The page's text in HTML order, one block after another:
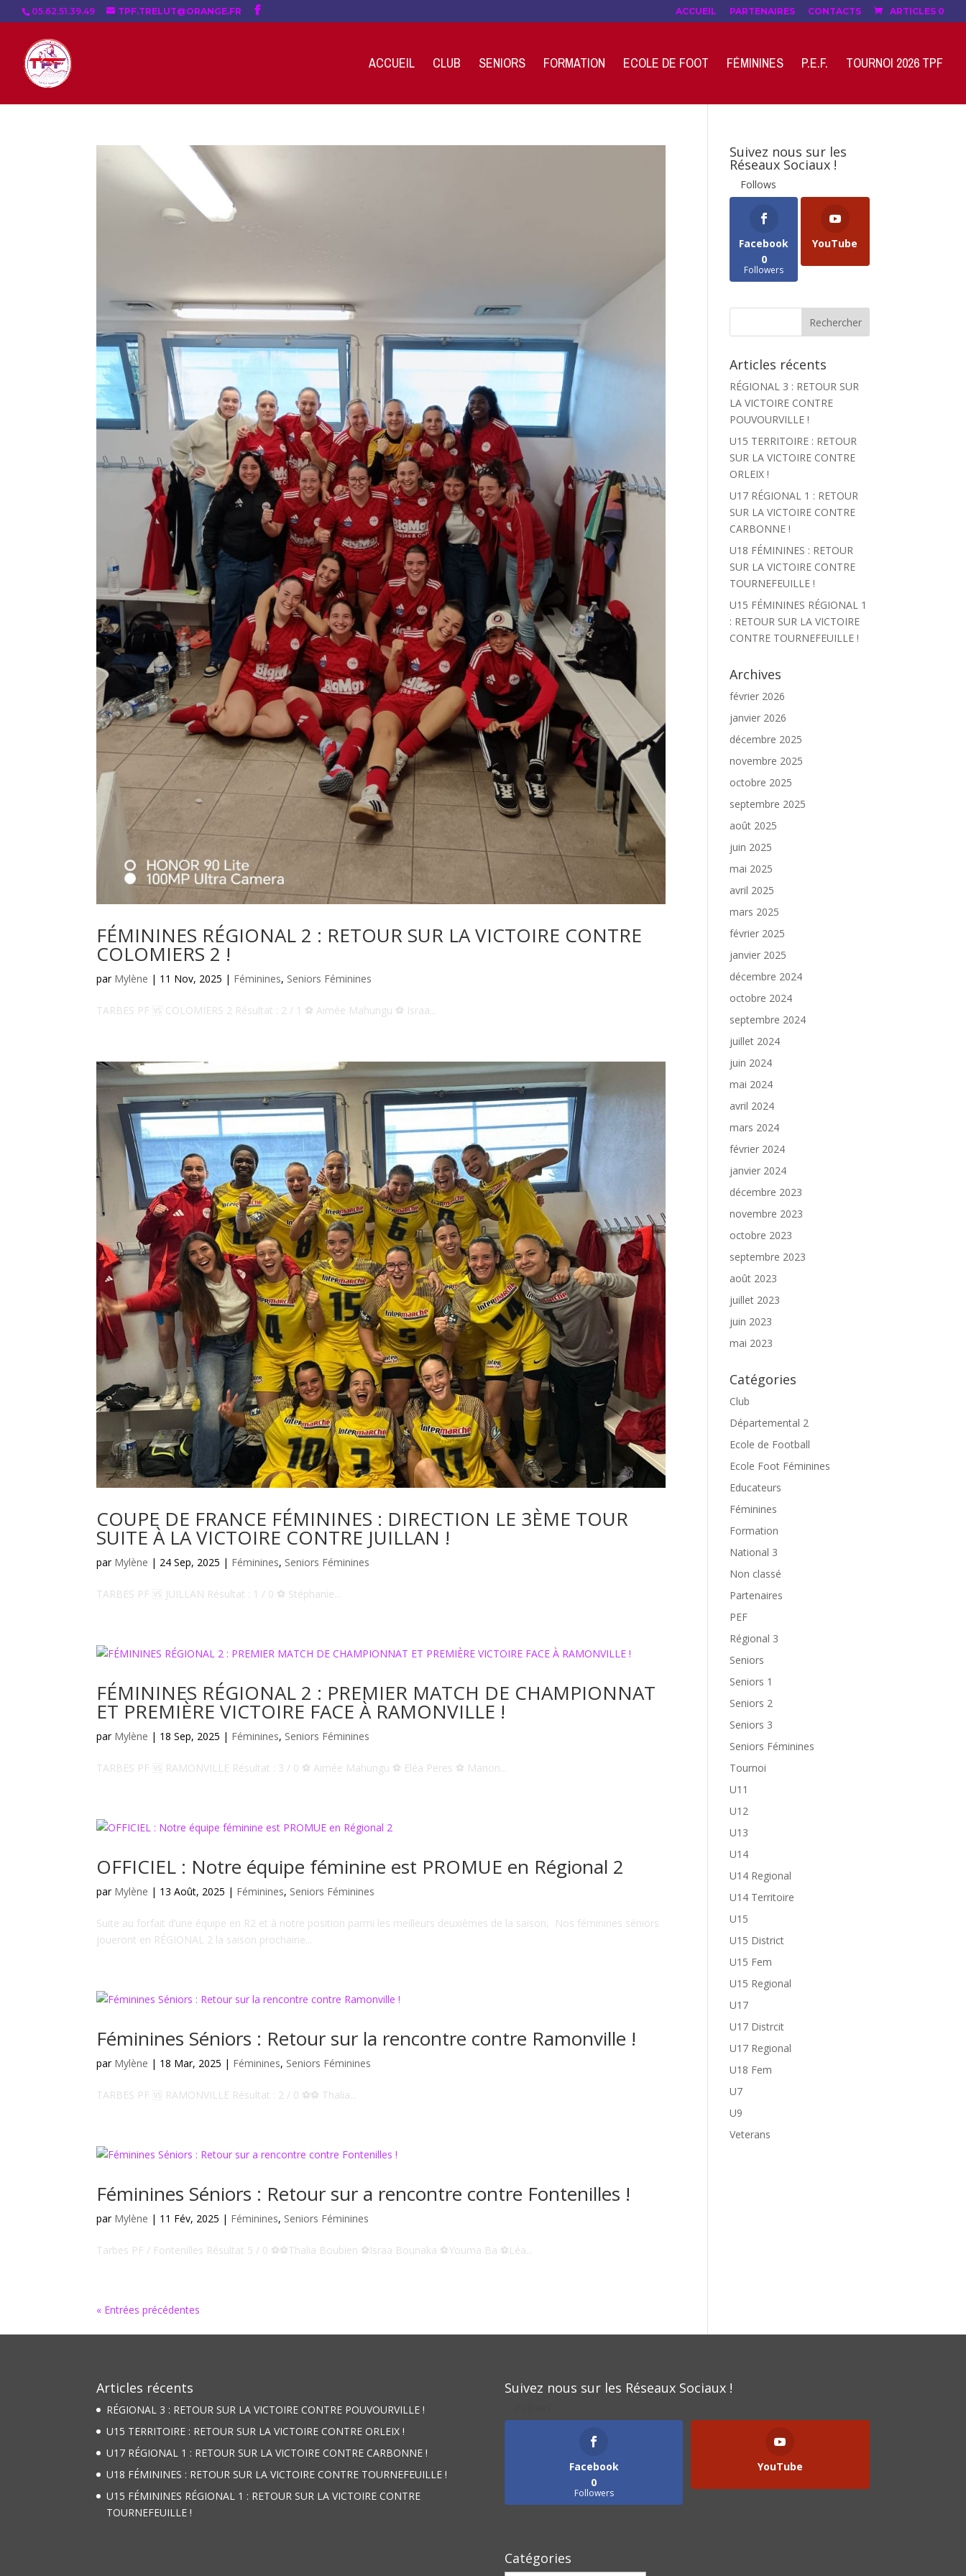
05.62.51.39.49 TPF.TRELUT@ORANGE.FR ACCUEIL PARTENAIRES CONTACTS ARTICLES 0
ACCUEIL CLUB SENIORS FORMATION ECOLE DE FOOT FÉMININES P.E.F. TOURNOI 2026 TPF
FÉMININES RÉGIONAL 2 : RETOUR SUR LA VICTOIRE CONTRE
COLOMIERS 2 !
par Mylène | 11 Nov, 2025 | Féminines, Seniors Féminines
TARBES PF 🆚 COLOMIERS 2 Résultat : 2 / 1 ⚽️ Aimée Mahungu ⚽️ Israa...
COUPE DE FRANCE FÉMININES : DIRECTION LE 3ÈME TOUR
SUITE À LA VICTOIRE CONTRE JUILLAN !
par Mylène | 24 Sep, 2025 | Féminines, Seniors Féminines
TARBES PF 🆚 JUILLAN Résultat : 1 / 0 ⚽️ Stéphanie...
FÉMININES RÉGIONAL 2 : PREMIER MATCH DE CHAMPIONNAT
ET PREMIÈRE VICTOIRE FACE À RAMONVILLE !
par Mylène | 18 Sep, 2025 | Féminines, Seniors Féminines
TARBES PF 🆚 RAMONVILLE Résultat : 3 / 0 ⚽️ Aimée Mahungu ⚽️ Eléa Peres ⚽️ Manon...
OFFICIEL : Notre équipe féminine est PROMUE en Régional 2
par Mylène | 13 Août, 2025 | Féminines, Seniors Féminines
Suite au forfait d’une équipe en R2 et à notre position parmi les meilleurs deuxièmes de la saison, Nos féminines séniors
joueront en RÉGIONAL 2 la saison prochaine...
Féminines Séniors : Retour sur la rencontre contre Ramonville !
par Mylène | 18 Mar, 2025 | Féminines, Seniors Féminines
TARBES PF 🆚 RAMONVILLE Résultat : 2 / 0 ⚽⚽ Thalia...
Féminines Séniors : Retour sur a rencontre contre Fontenilles !
par Mylène | 11 Fév, 2025 | Féminines, Seniors Féminines
Tarbes PF / Fontenilles Résultat 5 / 0 ⚽⚽Thalia Boubien ⚽Israa Bounaka ⚽Youma Ba ⚽Léa...
« Entrées précédentes
Suivez nous sur les
Réseaux Sociaux !
Follows
Facebook
0
Followers
YouTube
Articles récents
RÉGIONAL 3 : RETOUR SUR
LA VICTOIRE CONTRE
POUVOURVILLE !
U15 TERRITOIRE : RETOUR
SUR LA VICTOIRE CONTRE
ORLEIX !
U17 RÉGIONAL 1 : RETOUR
SUR LA VICTOIRE CONTRE
CARBONNE !
U18 FÉMININES : RETOUR
SUR LA VICTOIRE CONTRE
TOURNEFEUILLE !
U15 FÉMININES RÉGIONAL 1
: RETOUR SUR LA VICTOIRE
CONTRE TOURNEFEUILLE !
Archives
février 2026
janvier 2026
décembre 2025
novembre 2025
octobre 2025
septembre 2025
août 2025
juin 2025
mai 2025
avril 2025
mars 2025
février 2025
janvier 2025
décembre 2024
octobre 2024
septembre 2024
juillet 2024
juin 2024
mai 2024
avril 2024
mars 2024
février 2024
janvier 2024
décembre 2023
novembre 2023
octobre 2023
septembre 2023
août 2023
juillet 2023
juin 2023
mai 2023
Catégories
Club
Départemental 2
Ecole de Football
Ecole Foot Féminines
Educateurs
Féminines
Formation
National 3
Non classé
Partenaires
PEF
Régional 3
Seniors
Seniors 1
Seniors 2
Seniors 3
Seniors Féminines
Tournoi
U11
U12
U13
U14
U14 Regional
U14 Territoire
U15
U15 District
U15 Fem
U15 Regional
U17
U17 Distrcit
U17 Regional
U18 Fem
U7
U9
Veterans
Articles récents
RÉGIONAL 3 : RETOUR SUR LA VICTOIRE CONTRE POUVOURVILLE !
U15 TERRITOIRE : RETOUR SUR LA VICTOIRE CONTRE ORLEIX !
U17 RÉGIONAL 1 : RETOUR SUR LA VICTOIRE CONTRE CARBONNE !
U18 FÉMININES : RETOUR SUR LA VICTOIRE CONTRE TOURNEFEUILLE !
U15 FÉMININES RÉGIONAL 1 : RETOUR SUR LA VICTOIRE CONTRE
TOURNEFEUILLE !
Suivez nous sur les Réseaux Sociaux !
Facebook
0
Followers
YouTube
Catégories